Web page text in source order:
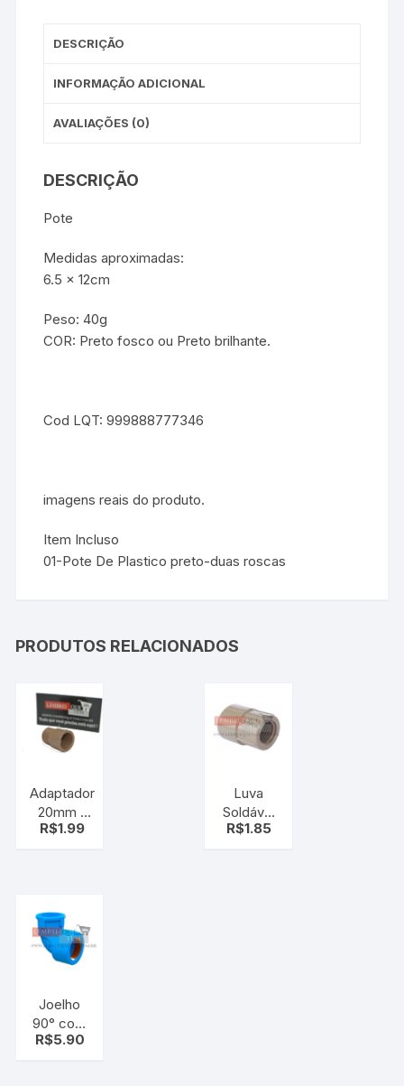
DESCRIÇÃO
INFORMAÇÃO ADICIONAL
AVALIAÇÕES (0)
DESCRIÇÃO
Pote
Medidas aproximadas:
6.5 x 12cm
Peso: 40g
COR: Preto fosco ou Preto brilhante.
Cod LQT: 999888777346
imagens reais do produto.
Item Incluso
01-Pote De Plastico preto-duas roscas
PRODUTOS RELACIONADOS
Adaptador
20mm x
1/2″ – Cola
R$1.99
Luva
Soldável
e
R$1.85
Joelho
90° com
Bucha
R$5.90